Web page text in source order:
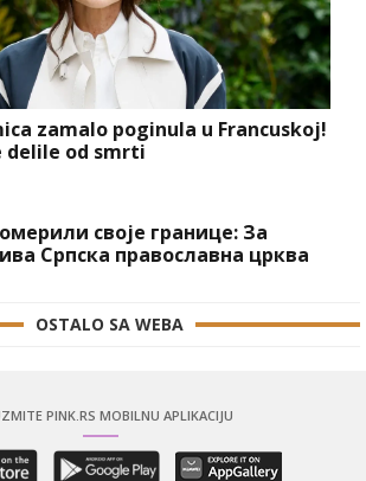
zamalo poginula u Francuskoj!
delile od smrti
своје границе: За
Српска православна црква
OSTALO SA WEBA
PINK.RS MOBILNU APLIKACIJU